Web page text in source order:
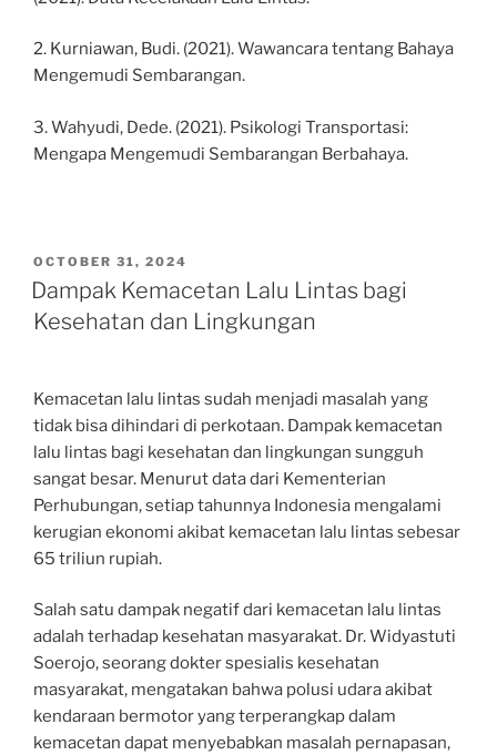
2. Kurniawan, Budi. (2021). Wawancara tentang Bahaya
Mengemudi Sembarangan.
3. Wahyudi, Dede. (2021). Psikologi Transportasi:
Mengapa Mengemudi Sembarangan Berbahaya.
POSTED
ON
OCTOBER 31, 2024
Dampak Kemacetan Lalu Lintas bagi
Kesehatan dan Lingkungan
Kemacetan lalu lintas sudah menjadi masalah yang
tidak bisa dihindari di perkotaan. Dampak kemacetan
lalu lintas bagi kesehatan dan lingkungan sungguh
sangat besar. Menurut data dari Kementerian
Perhubungan, setiap tahunnya Indonesia mengalami
kerugian ekonomi akibat kemacetan lalu lintas sebesar
65 triliun rupiah.
Salah satu dampak negatif dari kemacetan lalu lintas
adalah terhadap kesehatan masyarakat. Dr. Widyastuti
Soerojo, seorang dokter spesialis kesehatan
masyarakat, mengatakan bahwa polusi udara akibat
kendaraan bermotor yang terperangkap dalam
kemacetan dapat menyebabkan masalah pernapasan,